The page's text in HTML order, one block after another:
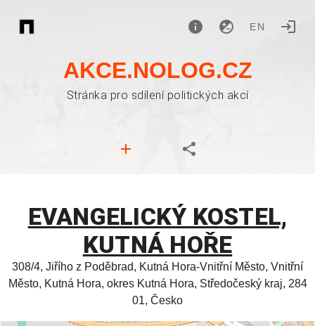
EN
AKCE.NOLOG.CZ
Stránka pro sdílení politických akcí
EVANGELICKÝ KOSTEL,
KUTNÁ HOŘE
308/4, Jiřího z Poděbrad, Kutná Hora-Vnitřní Město, Vnitřní
Město, Kutná Hora, okres Kutná Hora, Středočeský kraj, 284
01, Česko